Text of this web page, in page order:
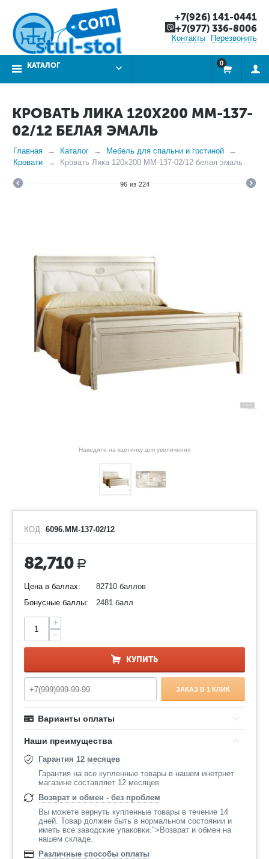
+7(926) 141-0441
+7(977) 336-8006
Контакты Перезвонить
КАТАЛОГ 0
КРОВАТЬ ЛИКА 120Х200 ММ-137-
02/12 БЕЛАЯ ЭМАЛЬ
Главная Каталог
Мебель для спальни и гостиной
Кровати
Кровать Лика 120х200 ММ-137-02/12 белая эмаль
96 из 224
Наведите на картинку для увеличения
КОД: 6096.ММ-137-02/12
82,710 Р
Цена в баллах:
82710 баллов
Бонусные баллы:
2481 балл
+
−
КУПИТЬ
ЗАКАЗ В 1 КЛИК
Варианты оплаты
Наши преимущества
Гарантия 12 месяцев
Гарантия на все купленные товары в нашем инетрнет
магазине составляет 12 месяцев
Возврат и обмен - без проблем
Вы можете вернуть купленные товары в течение 14
дней. Товар должен быть в нормальном состоянии и
иметь все заводские упаковки.">Возврат и обмен на
нашем складе.
Различные способы оплаты